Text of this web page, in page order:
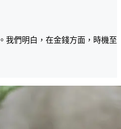
。我們明白，在金錢方面，時機至